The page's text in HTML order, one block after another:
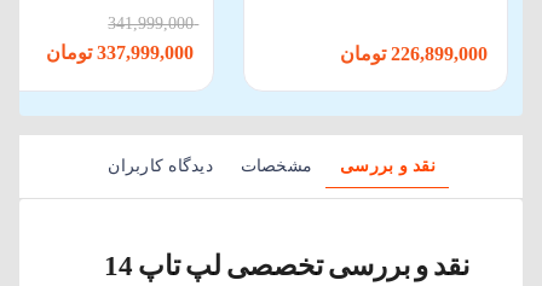
RTX5060-WIN 11
341,999,000
نقد و بررسی مشخصات دیدگاه کاربران
نقد و بررسی تخصصی لپ تاپ 14